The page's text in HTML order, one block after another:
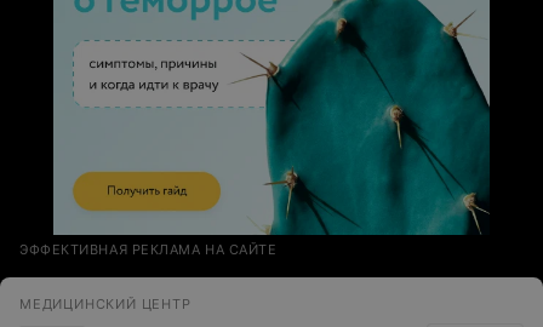
ЭФФЕКТИВНАЯ РЕКЛАМА НА САЙТЕ
МЕДИЦИНСКИЙ ЦЕНТР